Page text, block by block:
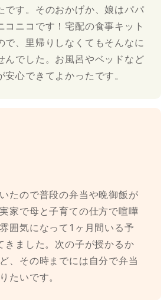
です。そのおかげか、娘はパパ
コニコです！宅配の食事キット
で、里帰りしなくてもそんなに
んでした。お風呂やベッドなど
心できてよかったです。
たので普段の弁当や晩御飯が
家で母と子育ての仕方で喧嘩
囲気になって1ヶ月間いる予
きました。次の子が授かるか
、その時までには自分で弁当
たいです。